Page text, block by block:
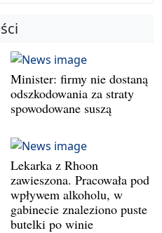
Minister: firmy nie dostaną
odszkodowania za straty
spowodowane suszą
Lekarka z Rhoon
zawieszona. Pracowała pod
wpływem alkoholu, w
gabinecie znaleziono puste
butelki po winie